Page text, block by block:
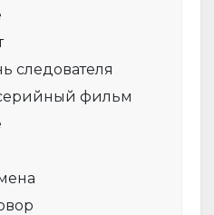
следователя
фильм